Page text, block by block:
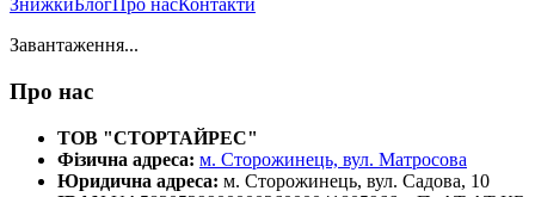
ЗнижкиБлогПро насКонтакти
Завантаження...
Про нас
ТОВ "СТОРТАЙРЕС"
Фізична адреса: м. Сторожинець, вул. Матросова
Юридична адреса: м. Сторожинець, вул. Садова, 10